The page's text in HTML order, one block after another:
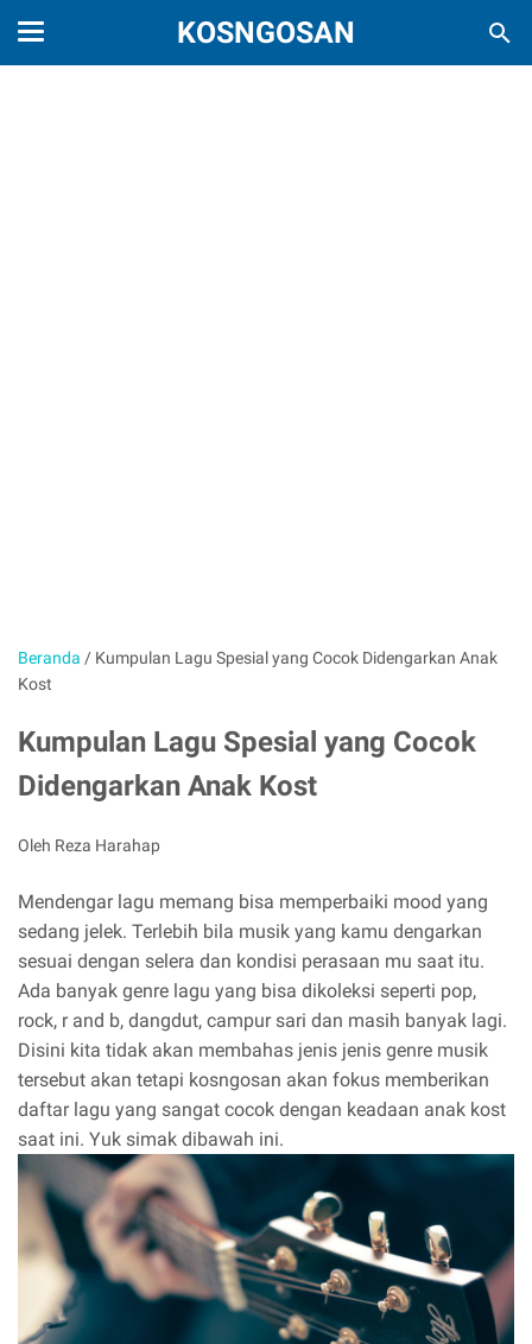
KOSNGOSAN
Beranda / Kumpulan Lagu Spesial yang Cocok Didengarkan Anak
Kost
Kumpulan Lagu Spesial yang Cocok
Didengarkan Anak Kost
Oleh Reza Harahap
Mendengar lagu memang bisa memperbaiki mood yang
sedang jelek. Terlebih bila musik yang kamu dengarkan
sesuai dengan selera dan kondisi perasaan mu saat itu.
Ada banyak genre lagu yang bisa dikoleksi seperti pop,
rock, r and b, dangdut, campur sari dan masih banyak lagi.
Disini kita tidak akan membahas jenis jenis genre musik
tersebut akan tetapi kosngosan akan fokus memberikan
daftar lagu yang sangat cocok dengan keadaan anak kost
saat ini. Yuk simak dibawah ini.